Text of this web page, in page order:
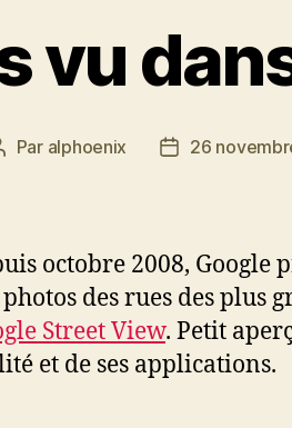
vu
Par alphoenix
Date
26
octobre 2008, Google
photos des rues des plus
Street View. Petit
et de ses applications.